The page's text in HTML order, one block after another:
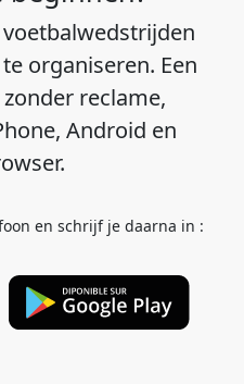
organiseren. Een
reclame,
Android en
en schrijf je daarna in :